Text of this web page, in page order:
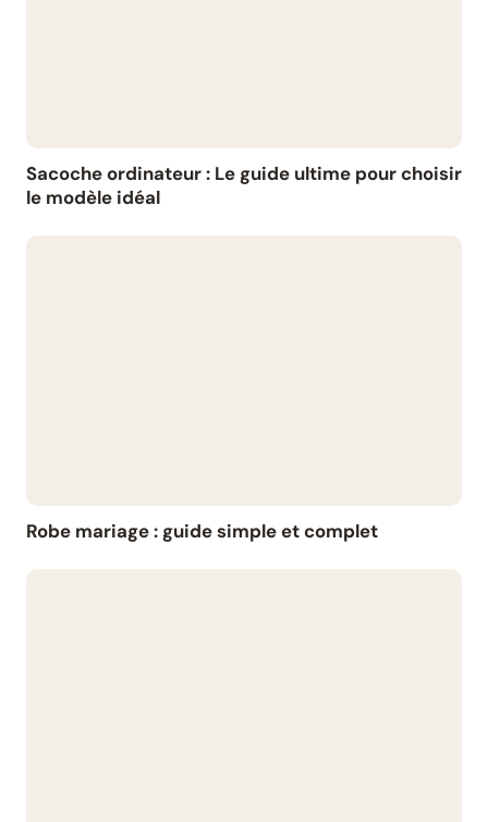
Sacoche ordinateur : Le guide ultime pour choisir
le modèle idéal
Robe mariage : guide simple et complet